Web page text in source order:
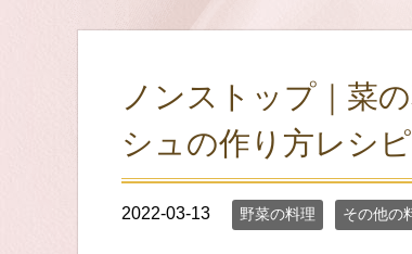
ノンストップ｜菜
シュの作り方レシピ
2022-03-13 野菜の料理 その他の